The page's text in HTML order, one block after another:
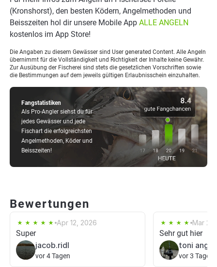
Fangstatistiken
Als Pro-Angler siehst du für
jedes Gewässer und jede
Fischart die erfolgreichsten
Angelmethoden, Köder und
Beisszeiten!
(Kronshorst), den besten Ködern, Angelmethoden und
Beisszeiten hol dir unsere Mobile App ALLE ANGELN
kostenlos im App Store!
Die Angaben zu diesem Gewässer sind User generated Content. Alle Angeln
übernimmt für die Vollständigkeit und Richtigkeit der Inhalte keine Gewähr.
Zur Ausübung der Fischerei sind stets die gesetzlichen Vorschriften sowie
die Bestimmungen auf dem jeweils gültigen Erlaubnisschein einzuhalten.
Bewertungen
Apr 12, 2026
Super
jacob.ridl
vor 4 Tagen
Mar
Sehr gut hier
toni
vor 3 Tagen